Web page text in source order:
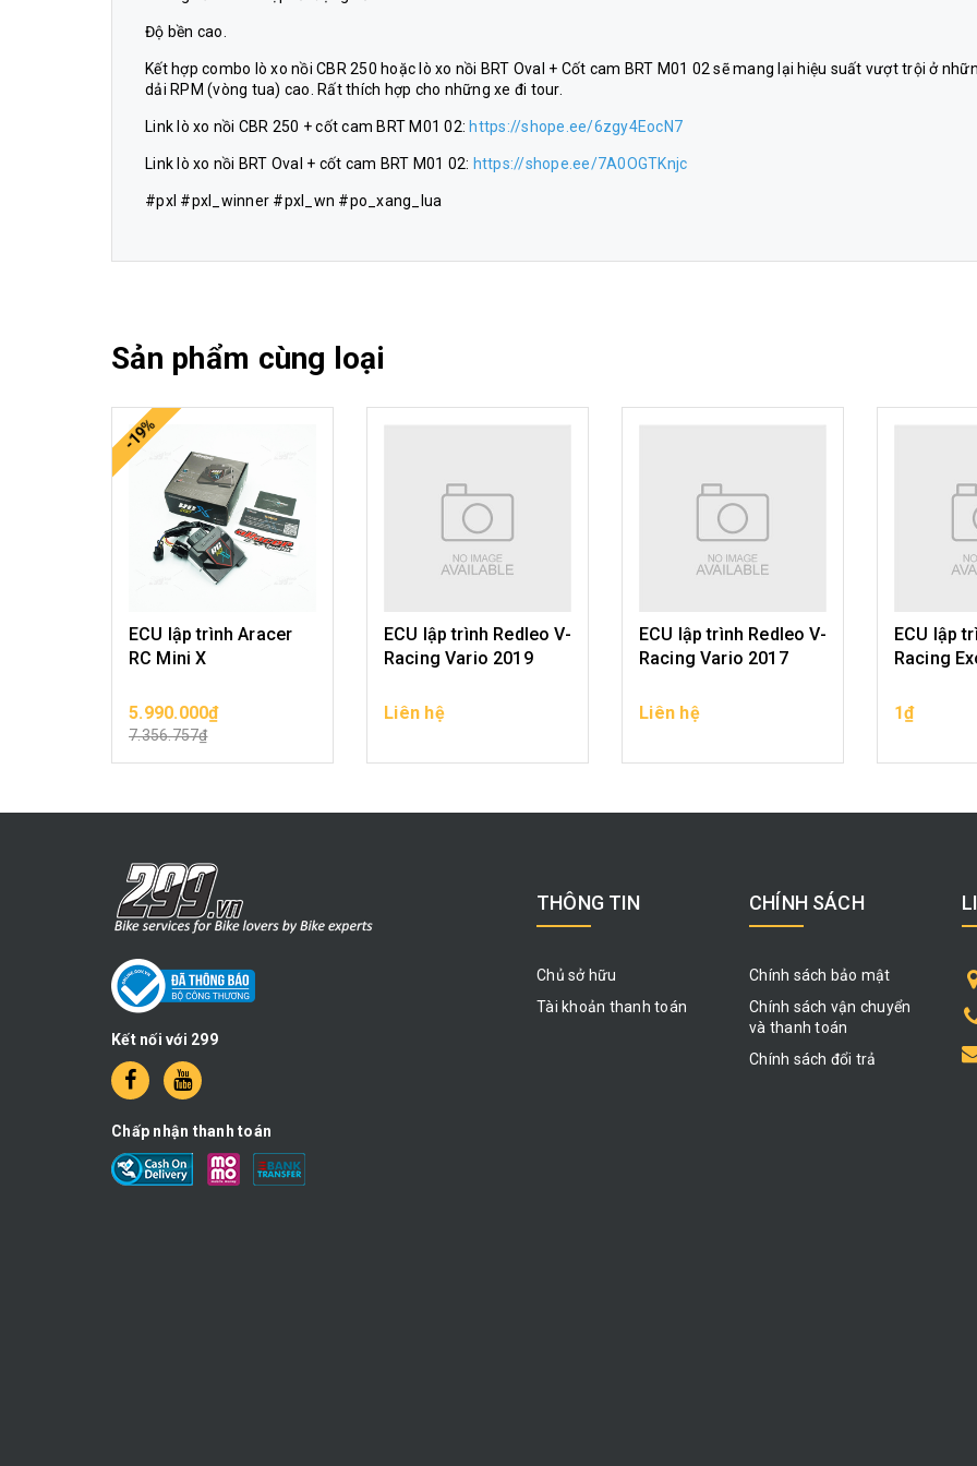
Độ bền cao.
Kết hợp combo lò xo nồi CBR 250 hoặc lò xo nồi BRT Oval + Cốt cam BRT M01 02 sẽ mang lại hiệu suất vượt trội ở
dải RPM (vòng tua) cao. Rất thích hợp cho những xe đi tour.
Link lò xo nồi CBR 250 + cốt cam BRT M01 02: https://shope.ee/6zgy4EocN7
Link lò xo nồi BRT Oval + cốt cam BRT M01 02: https://shope.ee/7A0OGTKnjc
#pxl #pxl_winner #pxl_wn #po_xang_lua
Sản phẩm cùng loại
-19%
ECU lập trình Aracer
RC Mini X
5.990.000₫
7.356.757₫
CHỌN SẢN PHẨM
ECU lập trình Redleo V-
Racing Vario 2019
Liên hệ
CHỌN SẢN PHẨM
ECU lập trình Redleo V-
Racing Vario 2017
Liên hệ
CHỌN SẢN PHẨM
ECU lập
Racing
1₫
Kết nối với 299
Chấp nhận thanh toán
THÔNG TIN
Chủ sở hữu
Tài khoản thanh toán
CHÍNH SÁCH
Chính sách bảo mật
Chính sách vận chuyển
và thanh toán
Chính sách đổi trả